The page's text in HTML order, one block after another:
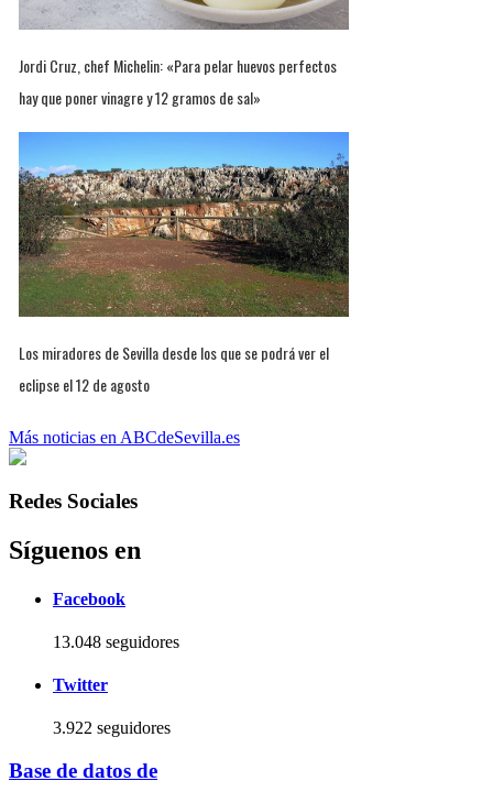
Jordi Cruz, chef Michelin: «Para pelar huevos perfectos
hay que poner vinagre y 12 gramos de sal»
Los miradores de Sevilla desde los que se podrá ver el
eclipse el 12 de agosto
Más noticias en ABCdeSevilla.es
Redes Sociales
Síguenos en
Facebook
13.048 seguidores
Twitter
3.922 seguidores
Base de datos de